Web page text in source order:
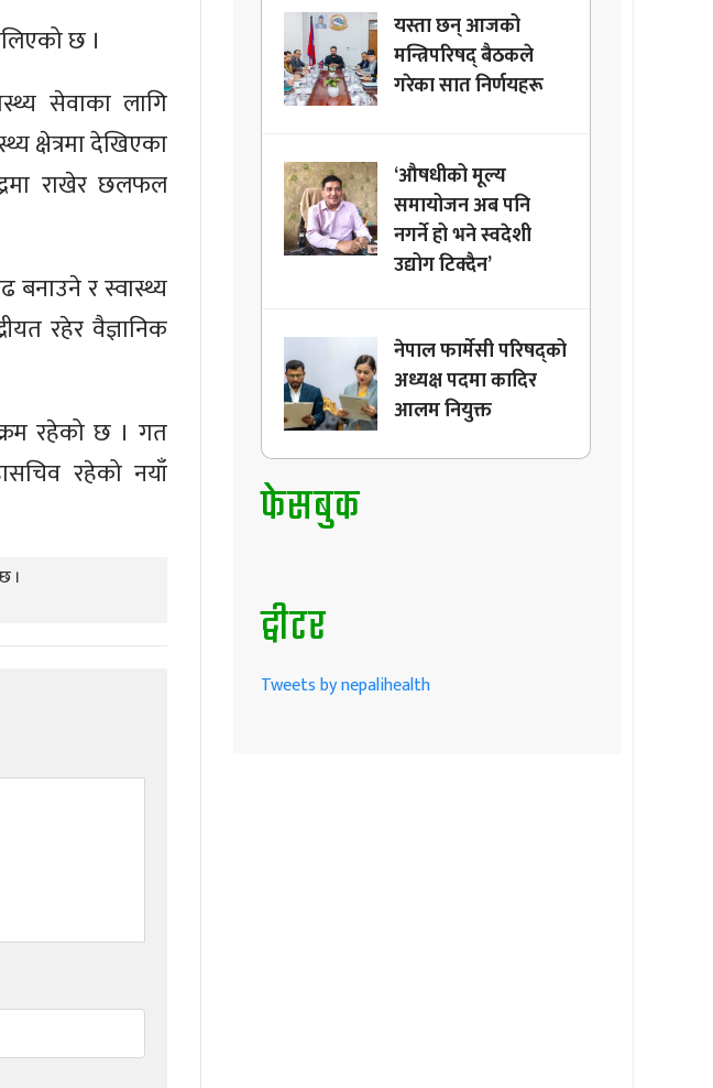
छ ।
सेवाका लागि
क्षेत्रमा देखिएका
राखेर छलफल
बनाउने र स्वास्थ्य
रहेर वैज्ञानिक
रहेको छ । गत
रहेको नयाँ
।
यस्ता छन् आजको
मन्त्रिपरिषद् बैठकले
गरेका सात निर्णयहरू
‘औषधीको मूल्य
समायोजन अब पनि
नगर्ने हो भने स्वदेशी
उद्योग टिक्दैन’
नेपाल फार्मेसी परिषद्को
अध्यक्ष पदमा कादिर
आलम नियुक्त
फेसबुक
ट्वीटर
Tweets by nepalihealth